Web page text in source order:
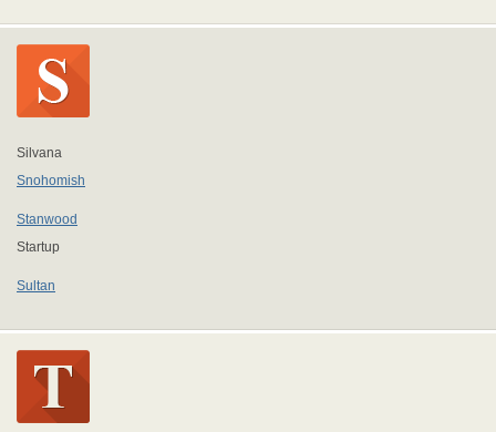
Silvana
Snohomish
Stanwood
Startup
Sultan